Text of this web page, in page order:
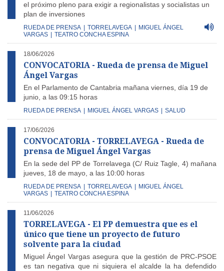
el próximo pleno para exigir a regionalistas y socialistas un
plan de inversiones
RUEDA DE PRENSA TORRELAVEGA
MIGUEL ÁNGEL
VARGAS
TEATRO CONCHA ESPINA
18/06/2026
CONVOCATORIA - Rueda de prensa de Miguel
Ángel Vargas
En el Parlamento de Cantabria mañana viernes, día 19 de
junio, a las 09:15 horas
RUEDA DE PRENSA MIGUEL ÁNGEL VARGAS SALUD
17/06/2026
CONVOCATORIA - TORRELAVEGA - Rueda de
prensa de Miguel Ángel Vargas
En la sede del PP de Torrelavega (C/ Ruiz Tagle, 4) mañana
jueves, 18 de mayo, a las 10:00 horas
RUEDA DE PRENSA TORRELAVEGA
MIGUEL ÁNGEL
VARGAS
TEATRO CONCHA ESPINA
11/06/2026
TORRELAVEGA - El PP demuestra que es el
único que tiene un proyecto de futuro
solvente para la ciudad
Miguel Ángel Vargas asegura que la gestión de PRC-PSOE
es tan negativa que ni siquiera el alcalde la ha defendido